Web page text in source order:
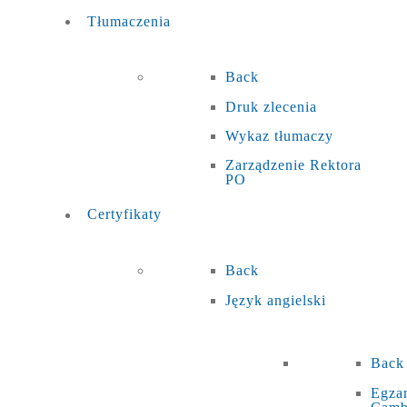
Tłumaczenia
Back
Druk zlecenia
Wykaz tłumaczy
Zarządzenie Rektora
PO
Certyfikaty
Back
Język angielski
Back